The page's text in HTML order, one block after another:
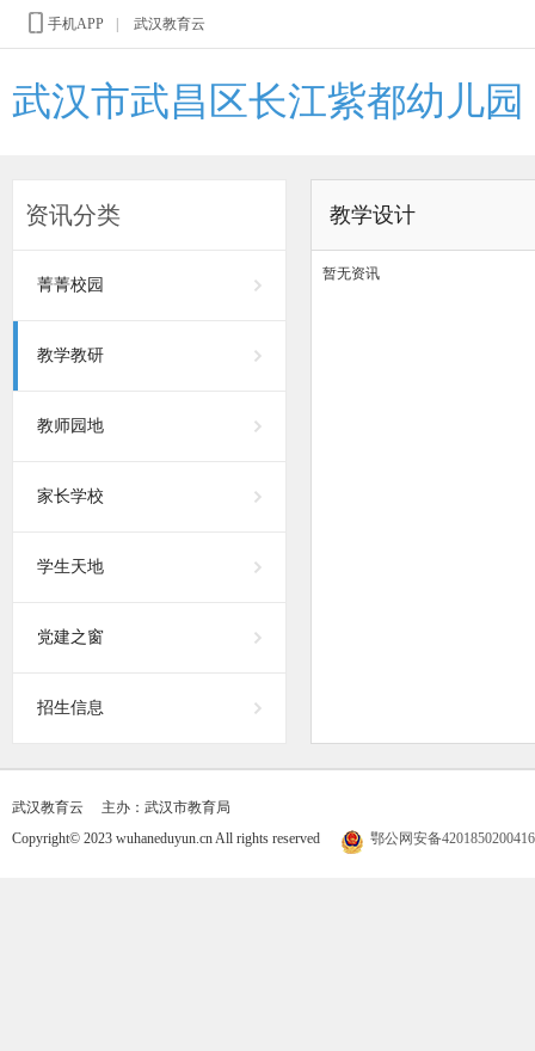
手机APP 武汉教育云
武汉市武昌区长江紫都幼儿园
资讯分类
菁菁校园
教学教研
教师园地
家长学校
学生天地
党建之窗
招生信息
教学设计
暂无资讯
武汉教育云 主办：武汉市教育局
Copyright© 2023 wuhaneduyun.cn All rights reserved
鄂公网安备